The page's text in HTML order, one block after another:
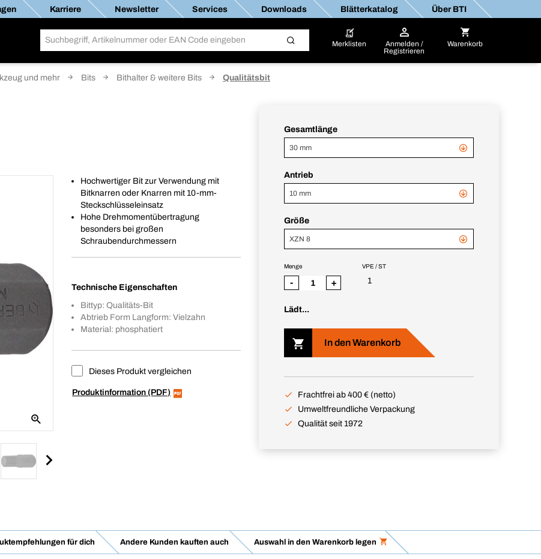
Karriere Newsletter Services Downloads Blätterkatalog Über BTI
Merklisten
Anmelden /
Registrieren
Warenkorb
und mehr Bits Bithalter & weitere Bits Qualitätsbit
Hochwertiger Bit zur Verwendung mit
Bitknarren oder Knarren mit 10-mm-
Steckschlüsseleinsatz
Hohe Drehmomentübertragung
besonders bei großen
Schraubendurchmessern
Technische Eigenschaften
Bittyp: Qualitäts-Bit
Abtrieb Form Langform: Vielzahn
Material: phosphatiert
Dieses Produkt vergleichen
Produktinformation (PDF)
Gesamtlänge
30 mm
Antrieb
10 mm
Größe
XZN 8
VPE / ST
1
Menge
- +
Lädt...
In den Warenkorb
Frachtfrei ab 400 € (netto)
Umweltfreundliche Verpackung
Qualität seit 1972
für dich Andere Kunden kauften auch Auswahl in den Warenkorb legen